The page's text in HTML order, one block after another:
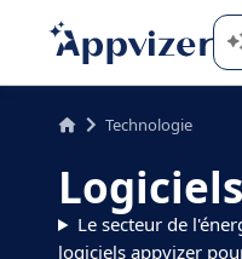
Technologie
Le secteur de
logiciels appvizer